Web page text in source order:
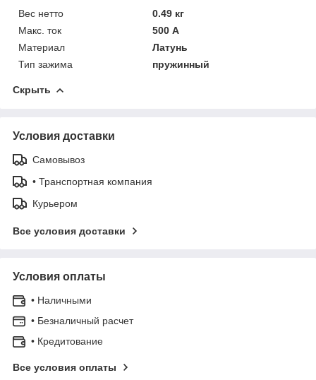
Вес нетто
0.49 кг
Макс. ток
500 А
Материал
Латунь
Тип зажима
пружинный
Скрыть
Условия доставки
Самовывоз
• Транспортная компания
Курьером
Все условия доставки
Условия оплаты
• Наличными
• Безналичный расчет
• Кредитование
Все условия оплаты